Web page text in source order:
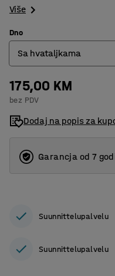
Više
Dno
Sa hvataljkama
Bez hvataljki
Sa hvataljkama
175,00 KM
bez PDV
Dodaj na popis za
Garancja od 7
Suunnittelupalvelu
Suunnittelupalvelu